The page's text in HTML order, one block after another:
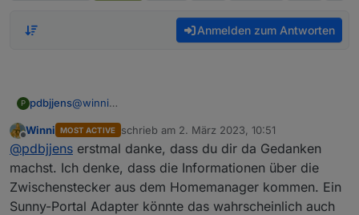
Anmelden zum Antworten
P pdbjjens@winni
wohl mittlerweile obsolet. Und ob der die
Steckdosendaten unterstützt hat, weiß ich nicht.
Stelle Deine ursprüngliche Frage doch mal im Forum
https://forum.iobroker.net/topic/1100/sma-
wechselrichterVielleicht hat dort jemand eine Idee.
Offline
Winni MOST ACTIVE schrieb am 2. März 2023, 10:51
zuletzt editiert von
@pdbjjens erstmal danke, dass du dir da Gedanken
machst. Ich denke, dass die Informationen über die
Zwischenstecker aus dem Homemanager kommen. Ein
Sunny-Portal Adapter könnte das wahrscheinlich auch